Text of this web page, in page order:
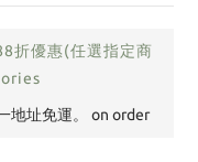
折優惠(任選指定商
地址免運。 on order